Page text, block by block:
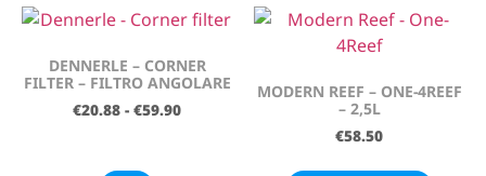
DENNERLE – CORNER
FILTER – FILTRO ANGOLARE
€20.88 - €59.90
MODERN REEF – ONE-4REEF
– 2,5L
€58.50